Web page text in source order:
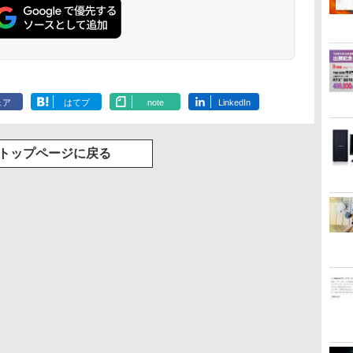
ア はてブ note LinkedIn
トップページに戻る